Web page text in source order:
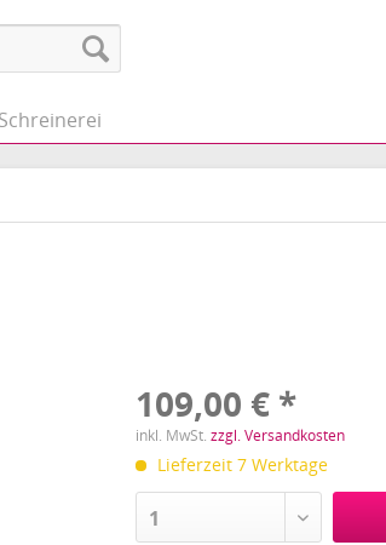
Schreinerei
109,00 € *
inkl. MwSt.zzgl. Versandkosten
Lieferzeit 7 Werktage
1